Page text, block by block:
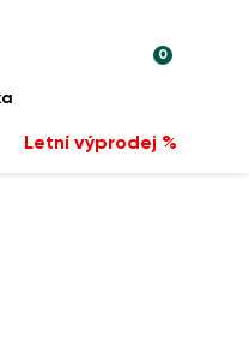
0
Letní výprodej %